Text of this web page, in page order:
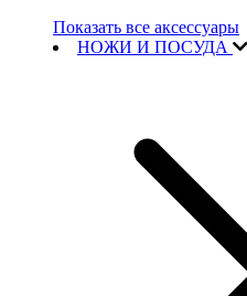
Показать все аксессуары
НОЖИ И ПОСУДА